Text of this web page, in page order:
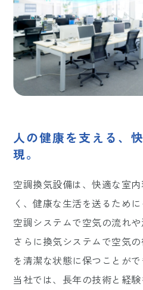
人の健康を支える、
現。
空調換気設備は、快適な室
く、健康な生活を送るため
空調システムで空気の流れや
さらに換気システムで空気
を清潔な状態に保つことがで
当社では、長年の技術と経